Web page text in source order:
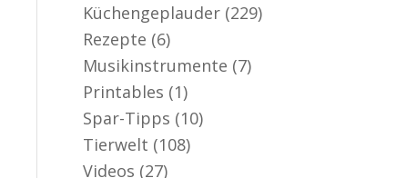
Küchengeplauder (229)
Rezepte (6)
Musikinstrumente (7)
Printables (1)
Spar-Tipps (10)
Tierwelt (108)
Videos (27)